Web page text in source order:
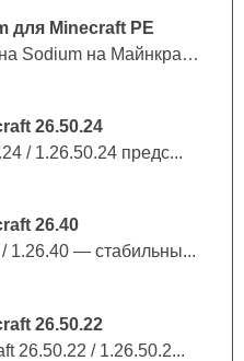
для Minecraft PE
Скачайте Мод на Sodium на Майнкрафт П...
26.50.24
/ 1.26.50.24 предс...
26.40
1.26.40 — стабильны...
26.50.22
26.50.22 / 1.26.50.2...